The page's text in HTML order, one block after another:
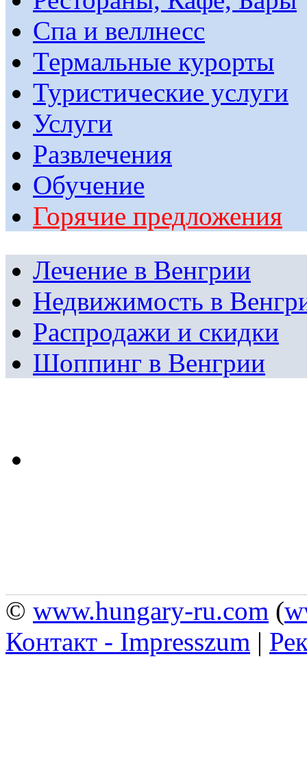
Спа и веллнесс
Термальные курорты
Туристические услуги
Услуги
Развлечения
Обучение
Горячие предложения
Лечение в Венгрии
Недвижимость в
Распродажи и скидки
Шоппинг в Венгрии
© www.hungary-ru.com (
Контакт - Impresszum |